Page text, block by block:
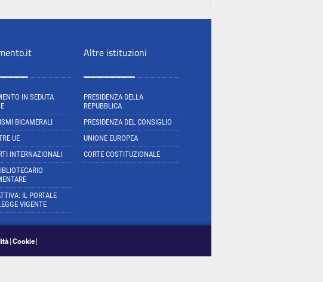
IN SEDUTA
BICAMERALI
UE
INTERNAZIONALI
IL PORTALE
VIGENTE
Altre istituzioni
PRESIDENZA DELLA
REPUBBLICA
PRESIDENZA DEL CONSIGLIO
UNIONE EUROPEA
CORTE COSTITUZIONALE
Cookie